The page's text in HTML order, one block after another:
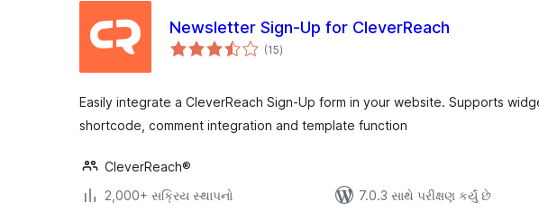
Newsletter Sign-Up for CleverReach
(15કુલ
રેટિંગ્સ
)
Easily integrate a CleverReach Sign-Up form in your website. Supports
shortcode, comment integration and template function
CleverReach®
2,000+ સક્રિય સ્થાપનો
7.0.3 સાથે પરીક્ષણ કર્યું છે